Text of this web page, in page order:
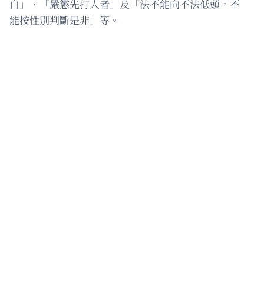
白」、「嚴懲先打人者」及「法不能向不法低頭，不
能按性別判斷是非」等。